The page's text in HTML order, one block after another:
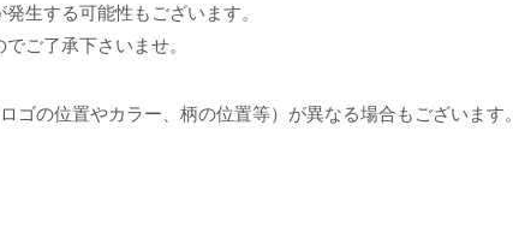
生する可能性もございます。
ご了承下さいませ。
の位置やカラー、柄の位置等）が異なる場合もございます。